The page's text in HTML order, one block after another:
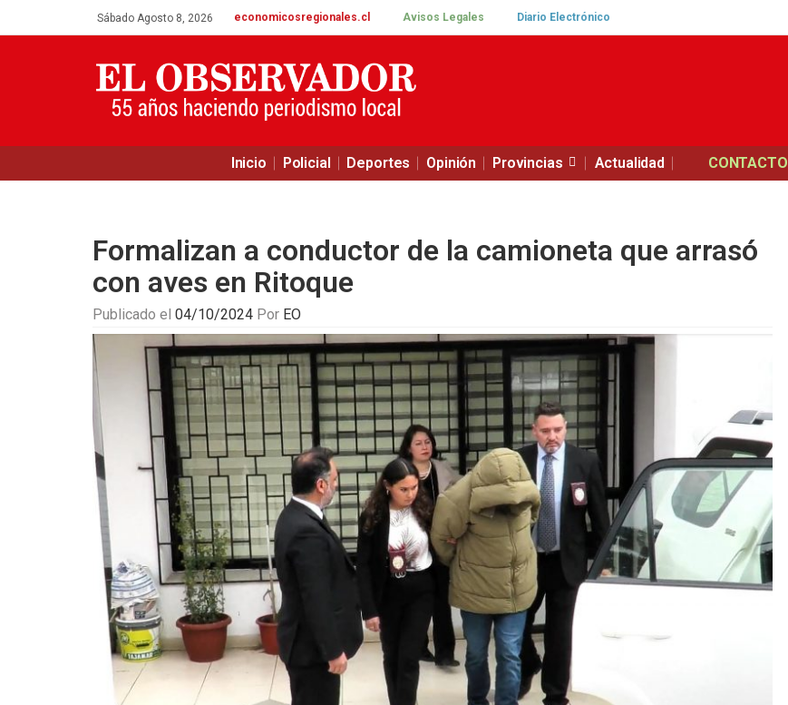
Sábado Agosto 8, 2026 economicosregionales.cl Avisos Legales Diario Electrónico
Inicio Policial Deportes Opinión Provincias Actualidad CONTACTO
Formalizan a conductor de la camioneta que arrasó
con aves en Ritoque
Publicado el 04/10/2024 Por EO